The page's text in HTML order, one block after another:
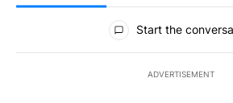
All Comments
Start the
ADVERTISEMENT